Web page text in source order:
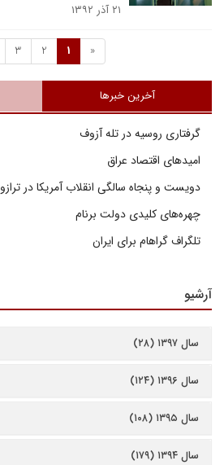
۲۱ آذر ۱۳۹۲
«
1
2
3
آخرین خبرها
گرفتاری روسیه در تله آزوف
امیدهای اقتصاد عراق
دویست و پنجاه سالگی انقلاب آمریکا در ترازو
چهره‌های کلیدی دولت برنام
تلگراف گراهام برای ایران
آرشیو
سال ۱۳۹۷ (۲۸)
سال ۱۳۹۶ (۱۲۴)
سال ۱۳۹۵ (۱۰۸)
سال ۱۳۹۴ (۱۷۹)